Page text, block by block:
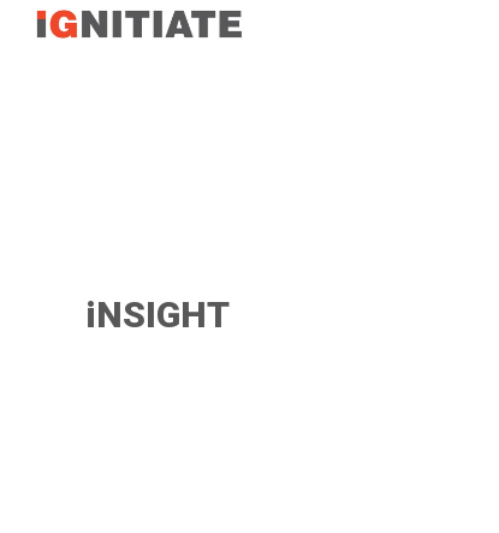
TEST
iNSIGHT